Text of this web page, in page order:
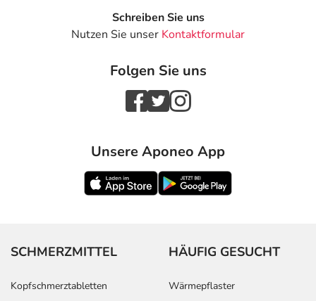
Schreiben Sie uns
Nutzen Sie unser Kontaktformular
Folgen Sie uns
Unsere Aponeo App
SCHMERZMITTEL
Kopfschmerztabletten
HÄUFIG GESUCHT
Wärmepflaster